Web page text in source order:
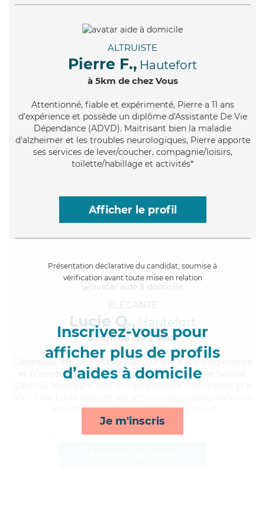
ALTRUISTE
Pierre F., Hautefort
à 5km de chez Vous
Attentionné, fiable et expérimenté, Pierre a 11 ans
d'expérience et possède un diplôme d'Assistante De Vie
Dépendance (ADVD). Maitrisant bien la maladie
d'alzheimer et les troubles neurologiques, Pierre apporte
ses services de lever/coucher, compagnie/loisirs,
toilette/habillage et activités*
Afficher le profil
Présentation déclarative du candidat, soumise à
vérification avant toute mise en relation
Inscrivez-vous pour
afficher plus de profils
d’aides à domicile
Je m'inscris
ÉLÉGANTE
Lucie Q., Hautefort
à 5km de chez Vous
, efficace et dévouée, Lucie a 9 ans d'expérience
et possède un diplôme d'État d'Auxiliaire de Vie Sociale
activités, rappels et surveillance de nuit*